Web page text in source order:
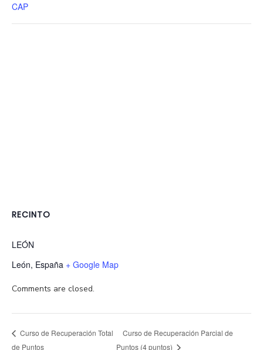
CAP
RECINTO
LEÓN
León, España + Google Map
Comments are closed.
Curso de Recuperación Total
de Puntos
Curso de Recuperación Parcial de
Puntos (4 puntos)